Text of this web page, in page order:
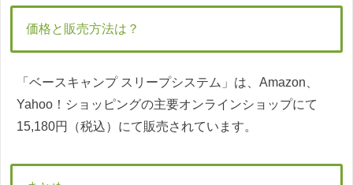
価格と販売方法は？
「ベースキャンプ スリープシステム」は、Amazon、
Yahoo！ショッピングの主要オンラインショップにて
15,180円（税込）にて販売されています。